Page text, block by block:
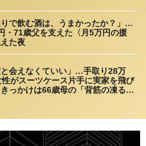
りで飲む酒は、うまかったか？」…
・71歳父を支えた〈月5万円の援
た夜
と会えなくていい」…手取り28万
性がスーツケース片手に実家を飛び
っかけは66歳母の「背筋の凍る一